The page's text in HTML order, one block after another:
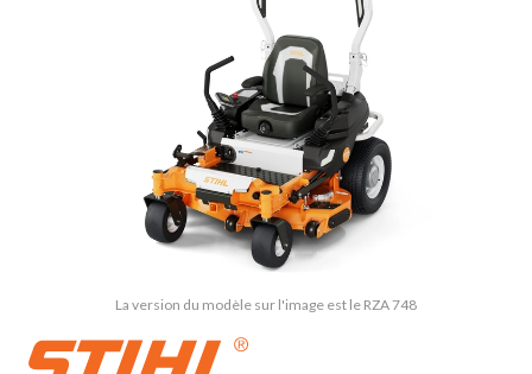
La version du modèle sur l'image est le RZA 748